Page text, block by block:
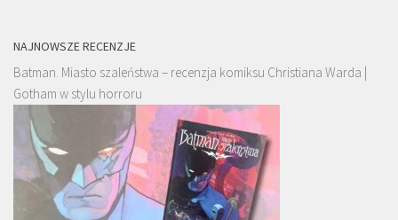
NAJNOWSZE RECENZJE
Batman. Miasto szaleństwa – recenzja komiksu Christiana Warda |
Gotham w stylu horroru